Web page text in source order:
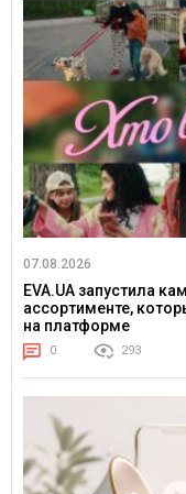
07.08.2026
EVA.UA запустила
ассортименте,
на платформе
0 293